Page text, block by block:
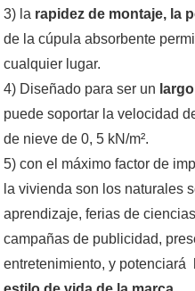
3) la rapidez de montaje, la
de la cúpula absorbente
cualquier lugar.
4) Diseñado para ser un
puede soportar la velocidad
de nieve de 0, 5 kN/m².
5) con el máximo factor de
la vivienda son los naturales
aprendizaje, ferias de
campañas de publicidad,
entretenimiento, y potenciará